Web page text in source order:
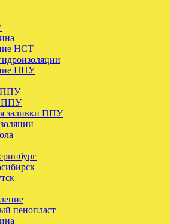
НСТ
ППУ
ППУ
ППУ
заливки ППУ
пенопласт